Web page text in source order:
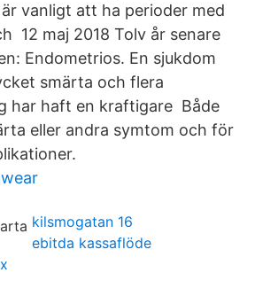
vanligt att ha perioder med
12 maj 2018 Tolv år senare
Endometrios. En sjukdom
smärta och flera
har haft en kraftigare Både
eller andra symtom och för
kilsmogatan 16
ebitda kassaflöde